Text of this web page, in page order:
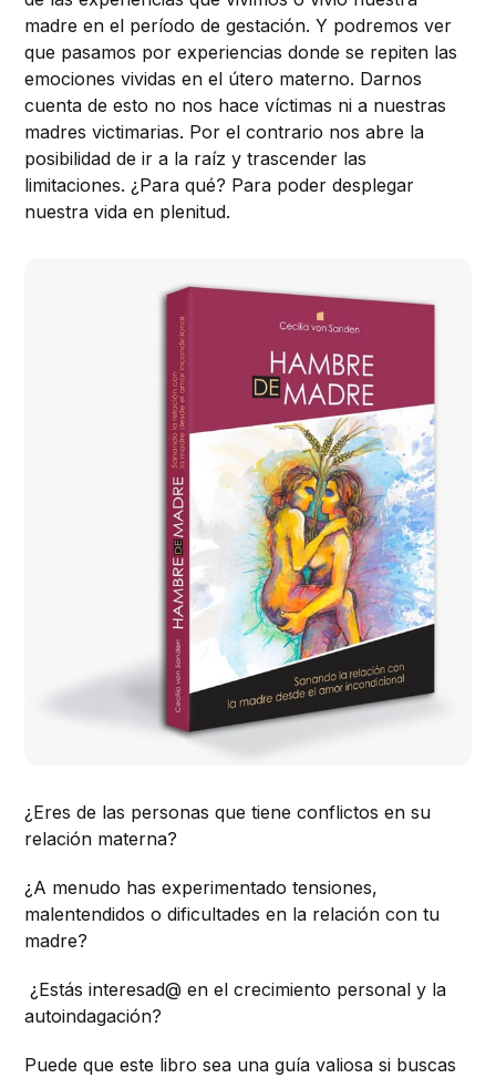
madre en el período de gestación. Y podremos ver
que pasamos por experiencias donde se repiten las
emociones vividas en el útero materno. Darnos
cuenta de esto no nos hace víctimas ni a nuestras
madres victimarias. Por el contrario nos abre la
posibilidad de ir a la raíz y trascender las
limitaciones. ¿Para qué? Para poder desplegar
nuestra vida en plenitud.
¿Eres de las personas que tiene conflictos en su
relación materna?
¿A menudo has experimentado tensiones,
malentendidos o dificultades en la relación con tu
madre?
¿Estás interesad@ en el crecimiento personal y la
autoindagación?
Puede que este libro sea una guía valiosa si buscas